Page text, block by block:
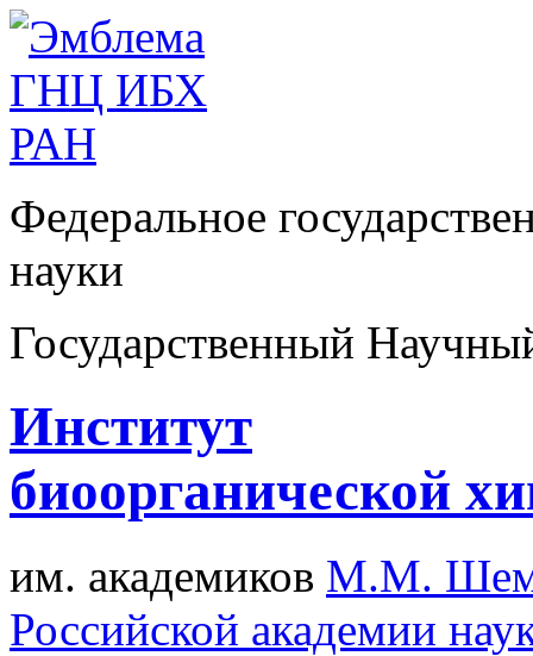
Федеральное
науки
Государственный
Институт
биоорганической
им. академиков М.М.
Российской академии